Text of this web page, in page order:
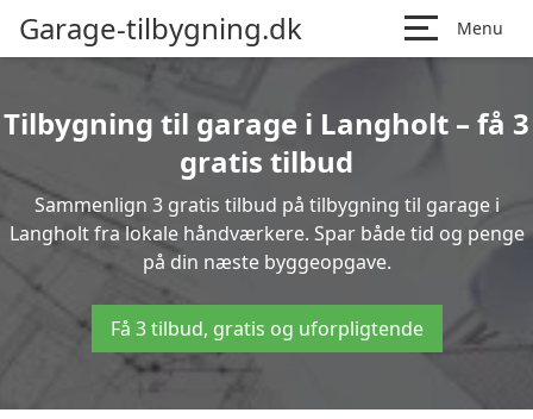
Garage-tilbygning.dk Menu
Tilbygning til garage i Langholt – få 3
gratis tilbud
Sammenlign 3 gratis tilbud på tilbygning til garage i
Langholt fra lokale håndværkere. Spar både tid og penge
på din næste byggeopgave.
Få 3 tilbud, gratis og uforpligtende